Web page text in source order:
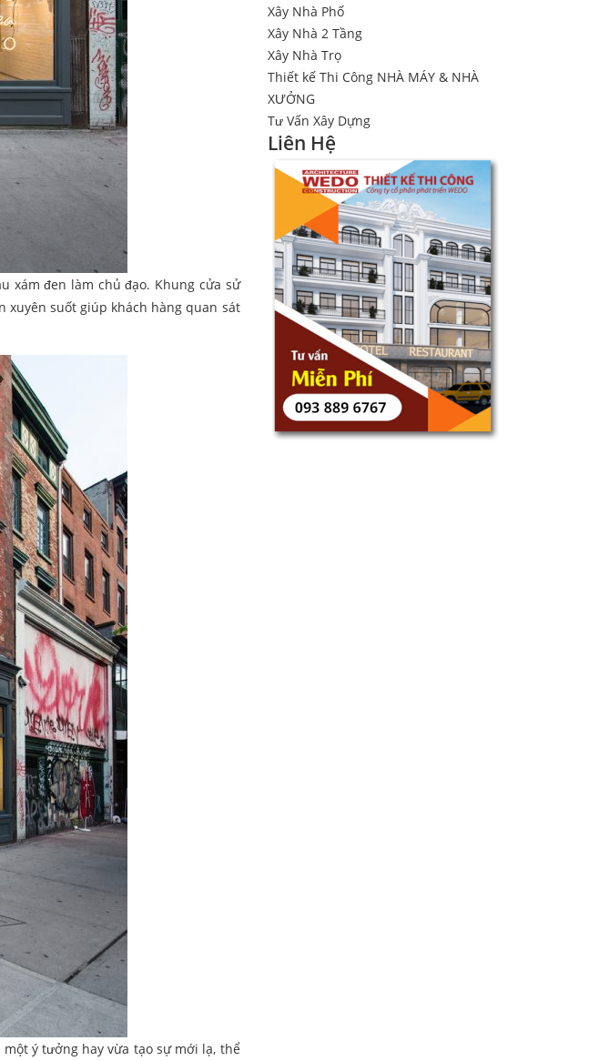
xám đen làm chủ đạo. Khung cửa sử
xuyên suốt giúp khách hàng quan sát
ý tưởng hay vừa tạo sự mới lạ, thể
Xây Nhà Phố
Xây Nhà 2 Tầng
Xây Nhà Trọ
Thiết kế Thi Công NHÀ MÁY & NHÀ
XƯỞNG
Tư Vấn Xây Dựng
Liên Hệ